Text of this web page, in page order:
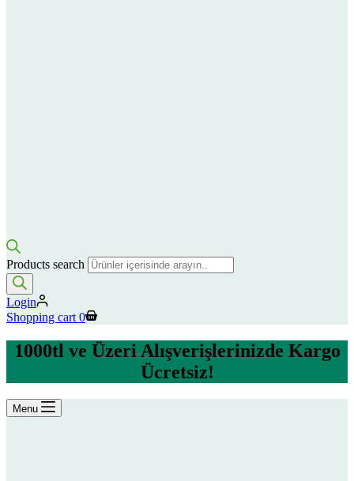
Products search
Login
Shopping cart 0
1000tl ve Üzeri Alışverişlerinizde Kargo
Ücretsiz!
Menu